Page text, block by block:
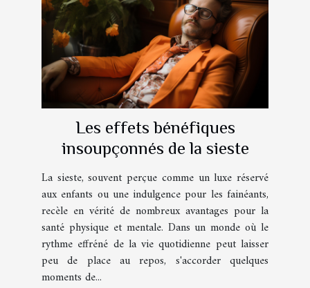
Les effets bénéfiques
insoupçonnés de la sieste
La sieste, souvent perçue comme un luxe réservé
aux enfants ou une indulgence pour les fainéants,
recèle en vérité de nombreux avantages pour la
santé physique et mentale. Dans un monde où le
rythme effréné de la vie quotidienne peut laisser
peu de place au repos, s'accorder quelques
moments de...